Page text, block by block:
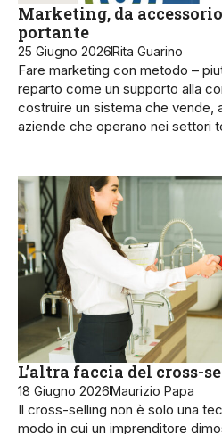
Marketing, da
portante
25 Giugno 2026Rita Guarino
Fare marketing con metodo –
reparto come un supporto alla
costruire un sistema che vende,
aziende che operano nei settori
L’altra faccia del cross-
18 Giugno 2026Maurizio Papa
Il cross-selling non è solo una
modo in cui un imprenditore